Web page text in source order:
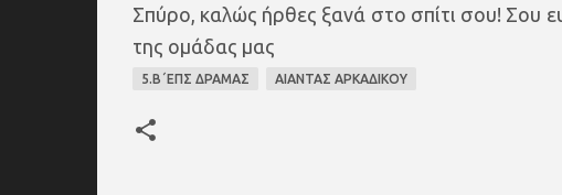
Σπύρο, καλώς ήρθες ξανά στο σπίτι σου! Σου
της ομάδας μας
5.Β΄ΕΠΣ ΔΡΑΜΑΣ ΑΙΑΝΤΑΣ ΑΡΚΑΔΙΚΟΥ